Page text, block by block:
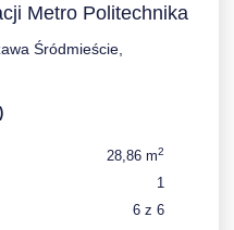
Metro Politechnika
Śródmieście,
28,86 m2
1
6 z 6